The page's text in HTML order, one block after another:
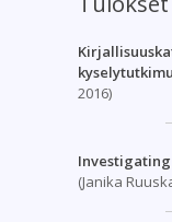
2016)
(Janika